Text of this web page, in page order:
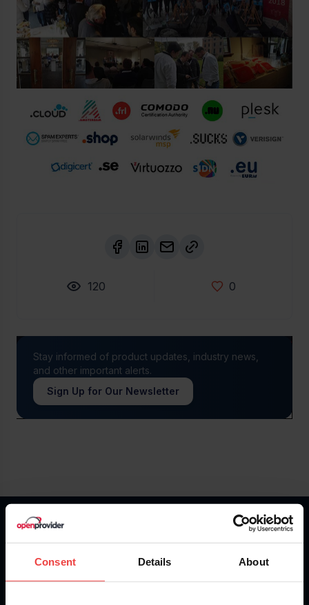
Consent Details About
120 0
Stay informed of product updates, industry news,
and other important alerts.
Sign Up for Our Newsletter
What are you waiting for?